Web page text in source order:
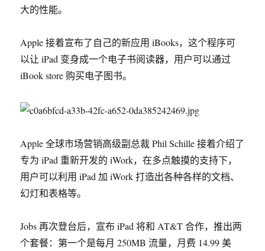
大的性能。
Apple 接着宣布了自己的新应用 iBooks，这个程序可
以让 iPad 变身成一个电子书阅读器，用户可以通过
iBook store 购买电子图书。
Apple 全球市场营销高级副总裁 Phil Schille 接着介绍了
专为 iPad 重新开发的 iWork，在多点触摸的支持下，
用户可以利用 iPad 加 iWork 打造出各种各样的文档、
幻灯和表格等。
Jobs 再次登台后，宣布 iPad 将和 AT&T 合作，推出两
个套餐：第一个是每月 250MB 流量，月费 14.99 美